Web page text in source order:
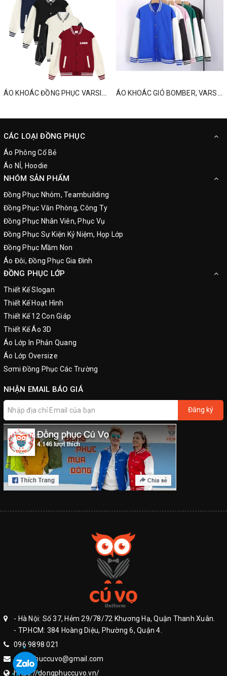
ÁO KHOÁC ĐỒNG PHỤC VARSITY, ĐỒNG PHỤC MÙA ĐÔNG THEO YÊU CẦU ÁO KHOÁC GIÓ BOMBER, VARSITY, ĐỒNG PHỤC MÙA ĐÔNG
CÁC LOẠI ĐỒNG PHỤC
Áo Phông Cổ Bẻ
Áo NỈ, Hoodie
NHÓM SẢN PHẨM
Đồng Phục Nhóm, Teambuilding
Đồng Phục Văn Phòng, Công Ty
Đồng Phục Nhân Viên, Phục Vụ
Đồng Phục Sự Kiện Kỷ Niệm, Họp Lớp
Đồng Phục Mầm Non
Áo Đôi, Đồng Phục Gia Đình
ĐỒNG PHỤC LỚP
Thiết Kế Slogan
Thiết Kế Hoạt Hình
Thiết Kế 12 Con Giáp
Thiết Kế Áo 3D
Áo Lớp In Phản Quang
Áo Lớp Oversize
Sơmi Đồng Phục Các Trường
NHẬN EMAIL BÁO GIÁ
Đăng ký
- Hà Nội: Số 37, Hẻm 29/78/72 Khương Hạ, Quận Thanh Xuân.
- TP.HCM: 384 Hoàng Diệu, Phường 6, Quận 4.
096 9898 021
dongphuccuvo@gmail.com
https://dongphuccuvo.vn/